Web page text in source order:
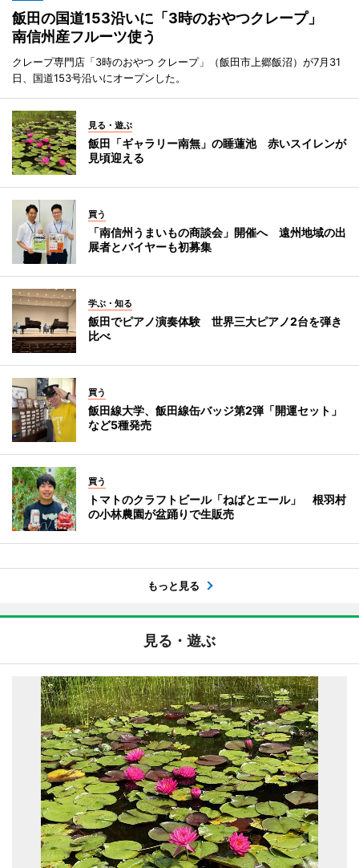
飯田の国道153沿いに「3時のおやつクレープ」
南信州産フルーツ使う
クレープ専門店「3時のおやつ クレープ」（飯田市上郷飯沼）が7月31
日、国道153号沿いにオープンした。
見る・遊ぶ
飯田「ギャラリー南無」の睡蓮池 赤いスイレンが
見頃迎える
買う
「南信州うまいもの商談会」開催へ 遠州地域の出
展者とバイヤーも初募集
学ぶ・知る
飯田でピアノ演奏体験 世界三大ピアノ2台を弾き
比べ
買う
飯田線大学、飯田線缶バッジ第2弾「開運セット」
など5種発売
買う
トマトのクラフトビール「ねばとエール」 根羽村
の小林農園が盆踊りで生販売
もっと見る
見る・遊ぶ